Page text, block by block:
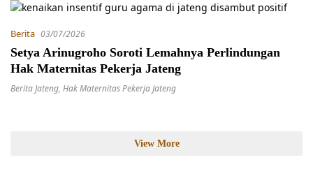
Berita 03/07/2026
Setya Arinugroho Soroti Lemahnya Perlindungan
Hak Maternitas Pekerja Jateng
Berita Jateng, Hak Maternitas Pekerja Jateng
View More